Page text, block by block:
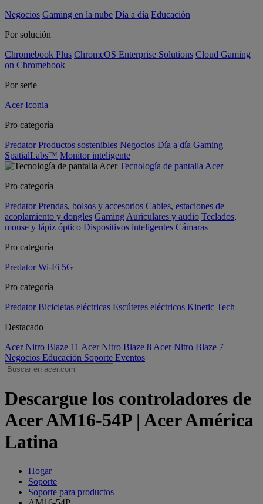
Negocios Gaming en la nube Día a día Educación
Por solución
Chromebook Plus ChromeOS Enterprise Solutions Cloud Gaming
on Chromebook
Por serie
Acer Iconia
Pro categoría
Predator Productos sostenibles Negocios Día a día Gaming
SpatialLabs™ Monitor inteligente
Tecnología de pantalla Acer
Pro categoría
Predator Prendas, bolsos y accesorios Cables, estaciones de
acoplamiento y dongles Gaming Auriculares y audio Teclados,
mouse y lápiz óptico Dispositivos inteligentes Cámaras
Pro categoría
Predator Wi-Fi 5G
Pro categoría
Predator Bicicletas eléctricas Escúteres eléctricos Kinetic Tech
Destacado
Acer Nitro Blaze 11 Acer Nitro Blaze 8 Acer Nitro Blaze 7
Negocios Educación Soporte Eventos
Descargue los controladores de
Acer AM16-54P | Acer América
Latina
Hogar
Soporte
Soporte para productos